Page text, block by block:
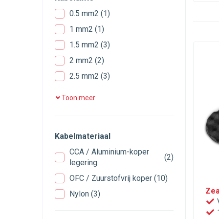
Transit Connect
Transit-Custom
(2)
(3)
iX35(2)
Rio(2)
Sportage(3)
Delta(2)
CX-5(2)
A-klasse
0.5 mm2 (1)
1 mm2 (1)
1.5 mm2 (3)
2 mm2 (2)
2.5 mm2 (3)
12 mm2(1)
Toon meer
Kabelmateriaal
CCA / Aluminium-koper
legering
(2)
OFC / Zuurstofvrij koper (10)
Nylon (3)